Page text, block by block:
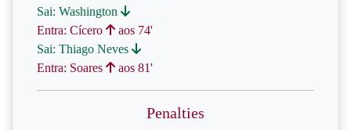
Sai: Washington
Entra: Cícero
aos 74'
Sai: Thiago Neves
Entra: Soares
aos 81'
Penalties